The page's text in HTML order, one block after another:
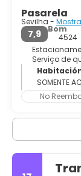
cidade como
maravilhosa,
hipnotizar e,
certamente se
Pasarela
Sevilha -
7,9
Bom
4524
Serviço de
SOMENTE
No